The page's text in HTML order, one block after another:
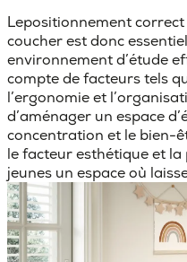
Lepositionnement
coucherest donc
environnement d’étude
compte de facteurs tels
l’ergonomie et
d’aménager un espace
concentration et le bien-
le facteur esthétique et
jeunes un espace où